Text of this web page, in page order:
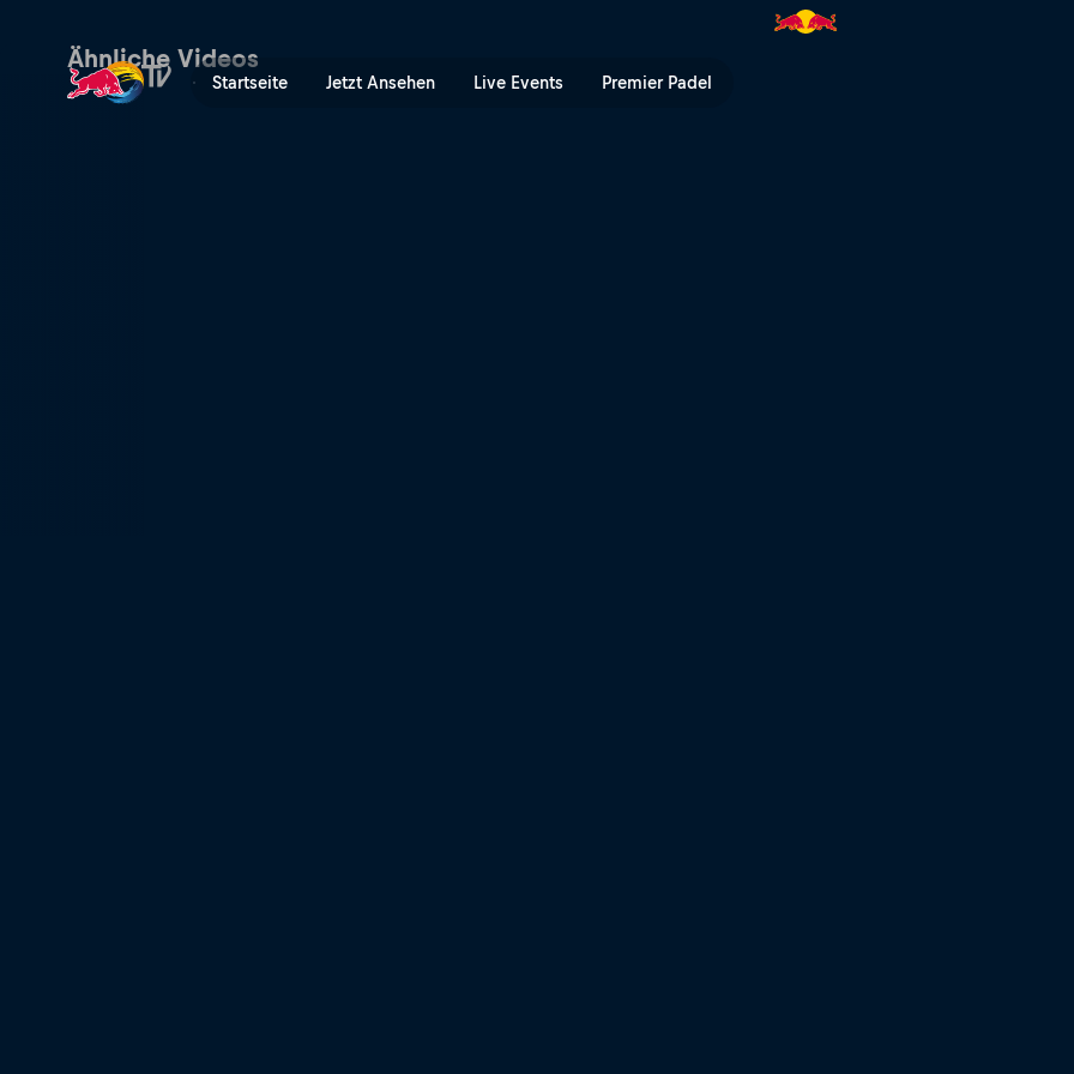
Startseite Jetzt Ansehen Live Events Premier Padel
Formel 1: Ein Bulle im Tarnanzug – das erste Video vom
Ähnliche Videos